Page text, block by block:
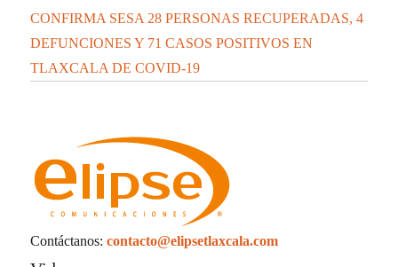
CONFIRMA SESA 28 PERSONAS RECUPERADAS, 4
DEFUNCIONES Y 71 CASOS POSITIVOS EN
TLAXCALA DE COVID-19
Contáctanos: contacto@elipsetlaxcala.com